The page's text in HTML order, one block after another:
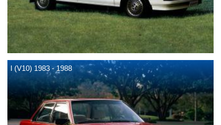
I (V10) 1983 - 1988